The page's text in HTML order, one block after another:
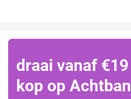
draai vanaf
kop op